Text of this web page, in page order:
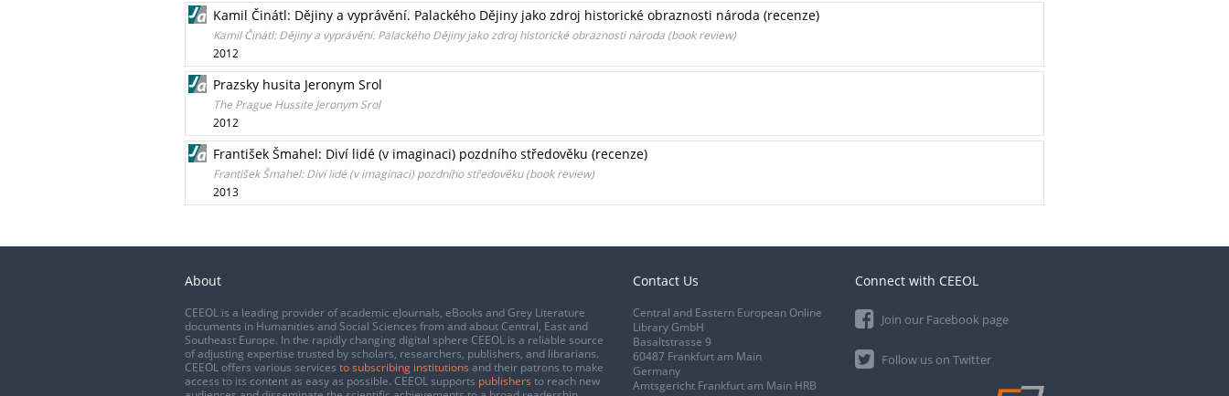
Kamil Činátl: Dějiny a vyprávění. Palackého Dějiny jako zdroj historické obraznosti národa (recenze)
Kamil Činátl: Dějiny a vyprávění. Palackého Dějiny jako zdroj historické obraznosti národa (book review)
2012
Prazsky husita Jeronym Srol
The Prague Hussite Jeronym Srol
2012
František Šmahel: Diví lidé (v imaginaci) pozdního středověku (recenze)
František Šmahel: Diví lidé (v imaginaci) pozdního středověku (book review)
2013
About
CEEOL is a leading provider of academic eJournals, eBooks and Grey Literature
documents in Humanities and Social Sciences from and about Central, East and
Southeast Europe. In the rapidly changing digital sphere CEEOL is a reliable source
of adjusting expertise trusted by scholars, researchers, publishers, and librarians.
CEEOL offers various services to subscribing institutions and their patrons to make
access to its content as easy as possible. CEEOL supports publishers to reach new
Contact Us
Central and Eastern European Online
Library GmbH
Basaltstrasse 9
60487 Frankfurt am Main
Germany
Amtsgericht Frankfurt am Main HRB
Connect with CEEOL
Join our Facebook page
Follow us on Twitter